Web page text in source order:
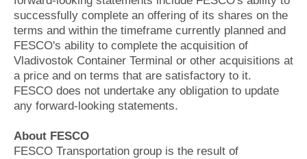
successfully complete an offering of its shares on the
terms and within the timeframe currently planned and
FESCO's ability to complete the acquisition of
Vladivostok Container Terminal or other acquisitions at
a price and on terms that are satisfactory to it.
FESCO does not undertake any obligation to update
any forward-looking statements.
About FESCO
FESCO Transportation group is the result of